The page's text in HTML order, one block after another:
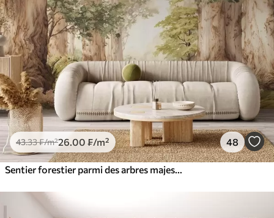
43.33₣/m²26 .00 ₣/m² 48